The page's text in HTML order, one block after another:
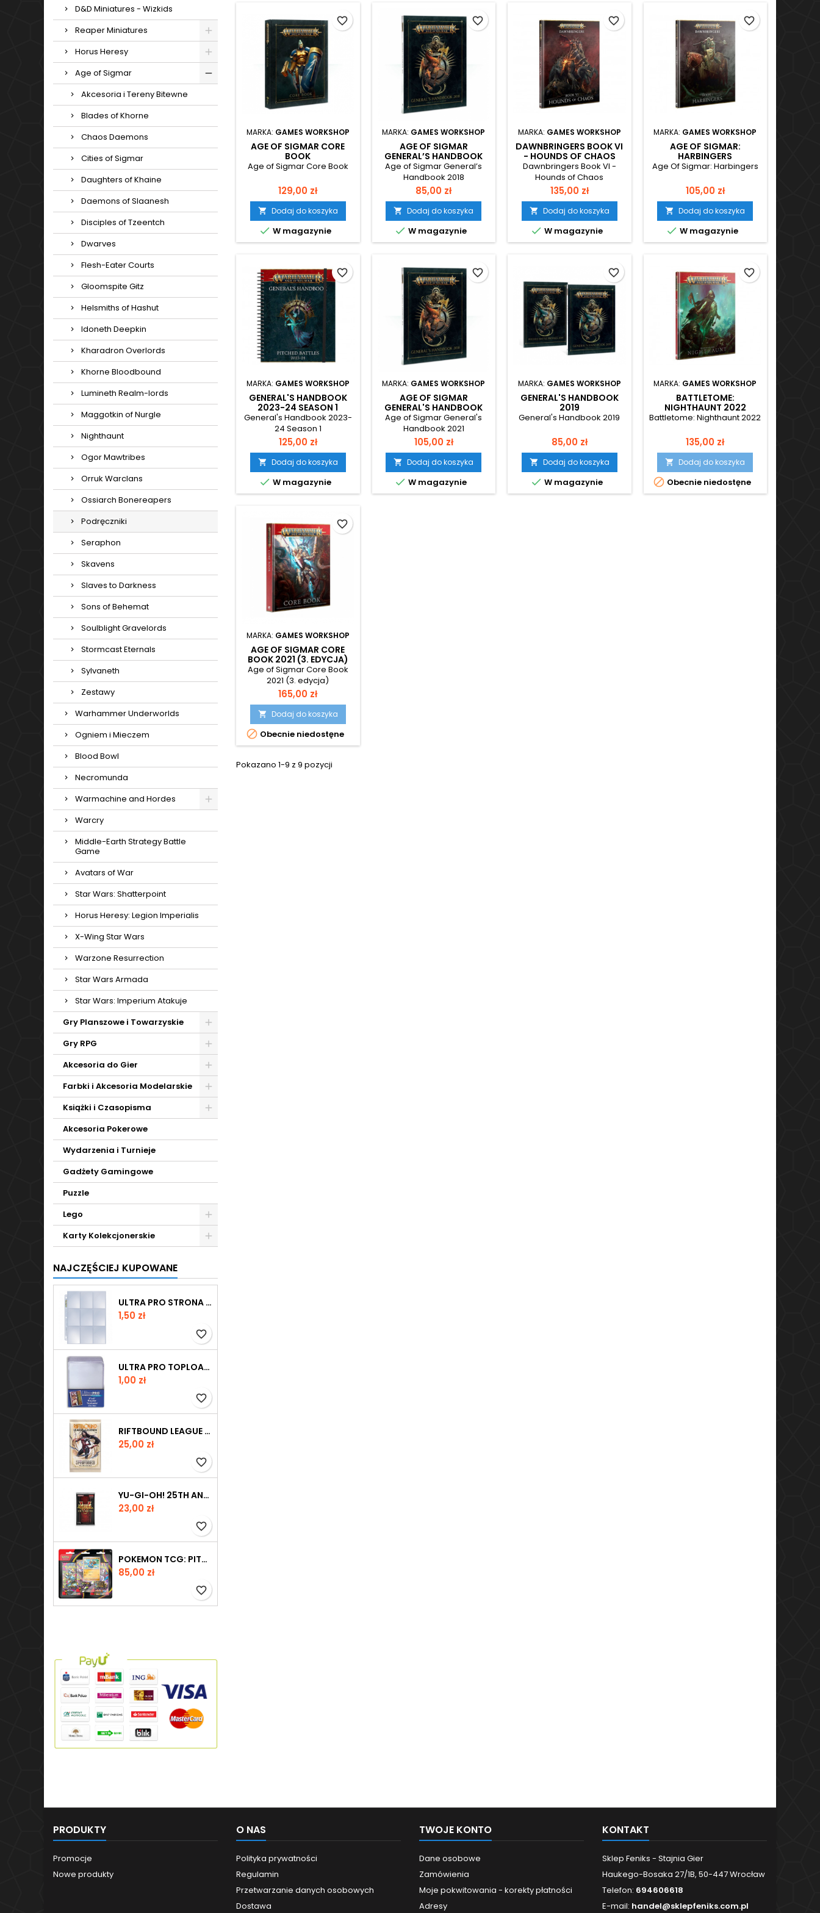
D&D Miniatures - Wizkids
Reaper Miniatures
Horus Heresy
Age of Sigmar
Akcesoria i Tereny Bitewne
Blades of Khorne
Chaos Daemons
Cities of Sigmar
Daughters of Khaine
Daemons of Slaanesh
Disciples of Tzeentch
Dwarves
Flesh-Eater Courts
Gloomspite Gitz
Helsmiths of Hashut
Idoneth Deepkin
Kharadron Overlords
Khorne Bloodbound
Lumineth Realm-lords
Maggotkin of Nurgle
Nighthaunt
Ogor Mawtribes
Orruk Warclans
Ossiarch Bonereapers
Podręczniki
Seraphon
Skavens
Slaves to Darkness
Sons of Behemat
Soulblight Gravelords
Stormcast Eternals
Sylvaneth
Zestawy
Warhammer Underworlds
Ogniem i Mieczem
Blood Bowl
Necromunda
Warmachine and Hordes
Warcry
Middle-Earth Strategy Battle
Game
Avatars of War
Star Wars: Shatterpoint
Horus Heresy: Legion Imperialis
X-Wing Star Wars
Warzone Resurrection
Star Wars Armada
Star Wars: Imperium Atakuje
Gry Planszowe i Towarzyskie
Gry RPG
Akcesoria do Gier
Farbki i Akcesoria Modelarskie
Książki i Czasopisma
Akcesoria Pokerowe
Wydarzenia i Turnieje
Gadżety Gamingowe
Puzzle
Lego
Karty Kolekcjonerskie
NAJCZĘŚCIEJ KUPOWANE
ULTRA PRO STRONA DO SEGREGATORA NA 9 KART PLATINUM
Cena
1,50 zł
favorite_border
ULTRA PRO TOPLOADER REGULAR CLEAR
Cena
1,00 zł
favorite_border
RIFTBOUND LEAGUE OF LEGENDS TCG - SPIRITFORGED BOOSTER
Cena
25,00 zł
favorite_border
YU-GI-OH! 25TH ANNIVERSARY RARITY COLLECTION V BOOSTER
Cena
23,00 zł
favorite_border
POKEMON TCG: PITCH BLACK 3-PACK BLISTER - BINACLE
Cena
85,00 zł
favorite_border
MARKA: GAMES WORKSHOP
AGE OF SIGMAR CORE
BOOK
Age of Sigmar Core Book
Cena
129,00 zł
 Dodaj do koszyka
 W magazynie
favorite_border
MARKA: GAMES WORKSHOP
AGE OF SIGMAR
GENERAL’S HANDBOOK
2018
Age of Sigmar General’s
Handbook 2018
Cena
85,00 zł
 Dodaj do koszyka
 W magazynie
favorite_border
MARKA: GAMES WORKSHOP
DAWNBRINGERS BOOK VI
- HOUNDS OF CHAOS
Dawnbringers Book VI -
Hounds of Chaos
Cena
135,00 zł
 Dodaj do koszyka
 W magazynie
favorite_border
MARKA: GAMES WORKSHOP
AGE OF SIGMAR:
HARBINGERS
Age Of Sigmar: Harbingers
Cena
105,00 zł
 Dodaj do koszyka
 W magazynie
favorite_border
MARKA: GAMES WORKSHOP
GENERAL'S HANDBOOK
2023-24 SEASON 1
General's Handbook 2023-
24 Season 1
Cena
125,00 zł
 Dodaj do koszyka
 W magazynie
favorite_border
MARKA: GAMES WORKSHOP
AGE OF SIGMAR
GENERAL'S HANDBOOK
2021
Age of Sigmar General's
Handbook 2021
Cena
105,00 zł
 Dodaj do koszyka
 W magazynie
favorite_border
MARKA: GAMES WORKSHOP
GENERAL'S HANDBOOK
2019
General's Handbook 2019
Cena
85,00 zł
 Dodaj do koszyka
 W magazynie
favorite_border
MARKA: GAMES WORKSHOP
BATTLETOME:
NIGHTHAUNT 2022
Battletome: Nighthaunt 2022
Cena
135,00 zł
 Dodaj do koszyka
 Obecnie niedostęne
favorite_border
MARKA: GAMES WORKSHOP
AGE OF SIGMAR CORE
BOOK 2021 (3. EDYCJA)
Age of Sigmar Core Book
2021 (3. edycja)
Cena
165,00 zł
 Dodaj do koszyka
 Obecnie niedostęne
favorite_border
Pokazano 1-9 z 9 pozycji
PRODUKTY
Promocje
Nowe produkty
O NAS
Polityka prywatności
Regulamin
Przetwarzanie danych osobowych
Dostawa
TWOJE KONTO
Dane osobowe
Zamówienia
Moje pokwitowania - korekty płatności
Adresy
KONTAKT
Sklep Feniks - Stajnia Gier
Haukego-Bosaka 27/1B, 50-447 Wrocław
Telefon: 694606618
E-mail: handel@sklepfeniks.com.pl